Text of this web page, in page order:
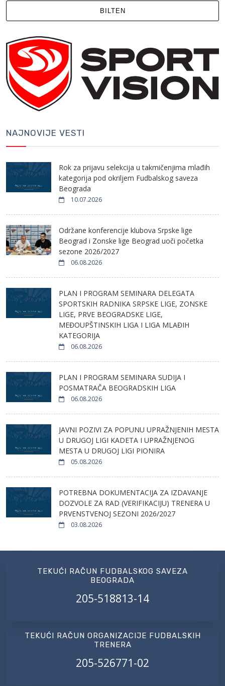
BILTEN
NAJNOVIJE VESTI
Rok za prijavu selekcija u takmičenjima mlađih
kategorija pod okriljem Fudbalskog saveza
Beograda
10.07.2026
Održane konferencije klubova Srpske lige
Beograd i Zonske lige Beograd uoči početka
sezone 2026/2027
06.08.2026
PLAN I PROGRAM SEMINARA DELEGATA
SPORTSKIH RADNIKA SRPSKE LIGE, ZONSKE
LIGE, PRVE BEOGRADSKE LIGE,
MEĐOUPŠTINSKIH LIGA I LIGA MLAĐIH
KATEGORIJA
06.08.2026
PLAN I PROGRAM SEMINARA SUDIJA I
POSMATRAČA BEOGRADSKIH LIGA
06.08.2026
JAVNI POZIVI ZA POPUNU UPRAŽNJENIH MESTA
U DRUGOJ LIGI KADETA I UPRAŽNJENOG
MESTA U DRUGOJ LIGI PIONIRA
05.08.2026
POTREBNA DOKUMENTACIJA ZA IZDAVANJE
DOZVOLE ZA RAD (VERIFIKACIJU) TRENERA U
PRVENSTVENOJ SEZONI 2026/2027
03.08.2026
TEKUĆI RAČUN FUDBALSKOG SAVEZA
BEOGRADA
205-518813-14
TEKUĆI RAČUN ORGANIZACIJE FUDBALSKIH
TRENERA
205-526771-02